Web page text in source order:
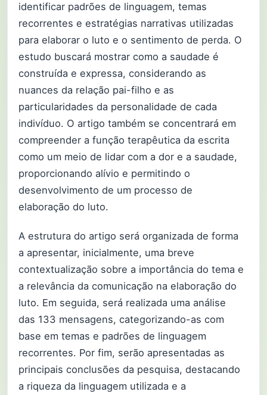
identificar padrões de linguagem, temas
recorrentes e estratégias narrativas utilizadas
para elaborar o luto e o sentimento de perda. O
estudo buscará mostrar como a saudade é
construída e expressa, considerando as
nuances da relação pai-filho e as
particularidades da personalidade de cada
indivíduo. O artigo também se concentrará em
compreender a função terapêutica da escrita
como um meio de lidar com a dor e a saudade,
proporcionando alívio e permitindo o
desenvolvimento de um processo de
elaboração do luto.
A estrutura do artigo será organizada de forma
a apresentar, inicialmente, uma breve
contextualização sobre a importância do tema e
a relevância da comunicação na elaboração do
luto. Em seguida, será realizada uma análise
das 133 mensagens, categorizando-as com
base em temas e padrões de linguagem
recorrentes. Por fim, serão apresentadas as
principais conclusões da pesquisa, destacando
a riqueza da linguagem utilizada e a